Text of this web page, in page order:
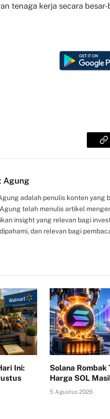
tenaga kerja secara
Agung
adalah penulis konten yang
telah menulis artikel
insight yang relevan bagi
dan relevan bagi
Ini:
Solana Rombak
Harga SOL
5 Agustus 2026